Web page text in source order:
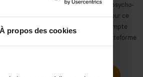
À propos des cookies
Vous travaillez déjà dans le secteur psycho-
médico-social ou avez un intérêt pour ce
secteur et souhaitez obtenir un compte
personnel pour interagir sur notre plateforme